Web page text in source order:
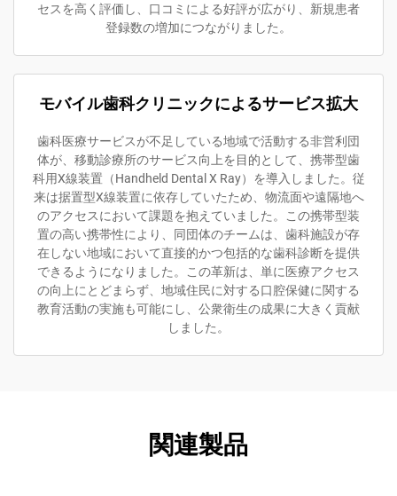
セスを高く評価し、口コミによる好評が広がり、新規患者
登録数の増加につながりました。
モバイル歯科クリニックによるサービス拡大
歯科医療サービスが不足している地域で活動する非営利団
体が、移動診療所のサービス向上を目的として、携帯型歯
科用X線装置（Handheld Dental X Ray）を導入しました。従
来は据置型X線装置に依存していたため、物流面や遠隔地へ
のアクセスにおいて課題を抱えていました。この携帯型装
置の高い携帯性により、同団体のチームは、歯科施設が存
在しない地域において直接的かつ包括的な歯科診断を提供
できるようになりました。この革新は、単に医療アクセス
の向上にとどまらず、地域住民に対する口腔保健に関する
教育活動の実施も可能にし、公衆衛生の成果に大きく貢献
しました。
関連製品